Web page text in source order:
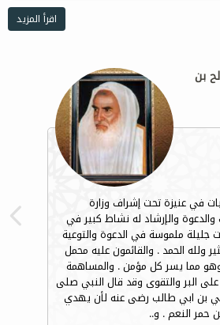
اقرأ المزيد
بن
في عنيزة تحت إشراف وزارة
والإرشاد له نشاط كبير في
جليلة ملموسة في الدعوة والتوعية
ولله الحمد . والقائمون عليه محمل
مما يسر كل مؤمن . والمساهمة
على البر والتقوى وقد قال النبي صلى
بن ابي طالب رضى عنه لأن يهدي
حمر النعم . و..